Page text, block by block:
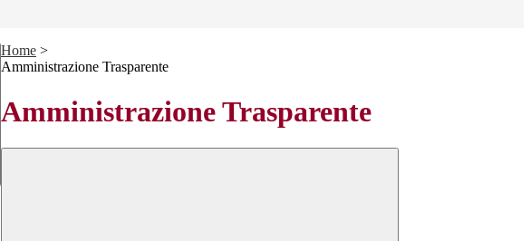
Home >
Amministrazione Trasparente
Amministrazione Trasparente